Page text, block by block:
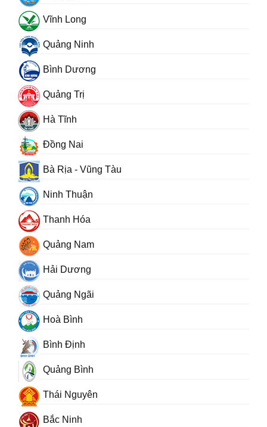
Vĩnh Long
Quảng Ninh
Bình Dương
Quảng Trị
Hà Tĩnh
Đồng Nai
Bà Rịa - Vũng Tàu
Ninh Thuận
Thanh Hóa
Quảng Nam
Hải Dương
Quảng Ngãi
Hoà Bình
Bình Định
Quảng Bình
Thái Nguyên
Bắc Ninh